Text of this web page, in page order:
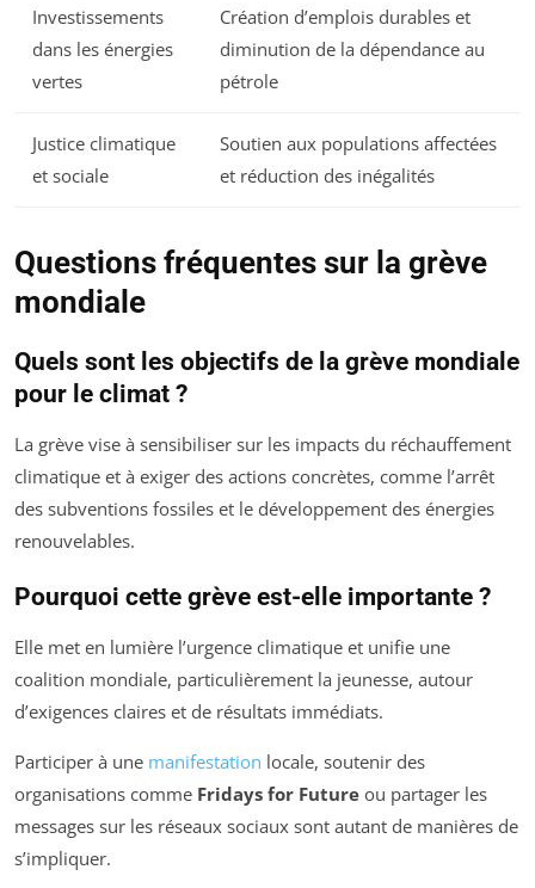
Investissements
dans les énergies
vertes
Création d’emplois durables et
diminution de la dépendance au
pétrole
Justice climatique
et sociale
Soutien aux populations affectées
et réduction des inégalités
Questions fréquentes sur la grève
mondiale
Quels sont les objectifs de la grève mondiale
pour le climat ?
La grève vise à sensibiliser sur les impacts du réchauffement
climatique et à exiger des actions concrètes, comme l’arrêt
des subventions fossiles et le développement des énergies
renouvelables.
Pourquoi cette grève est-elle importante ?
Elle met en lumière l’urgence climatique et unifie une
coalition mondiale, particulièrement la jeunesse, autour
d’exigences claires et de résultats immédiats.
Participer à une manifestation locale, soutenir des
organisations comme Fridays for Future ou partager les
messages sur les réseaux sociaux sont autant de manières de
s’impliquer.